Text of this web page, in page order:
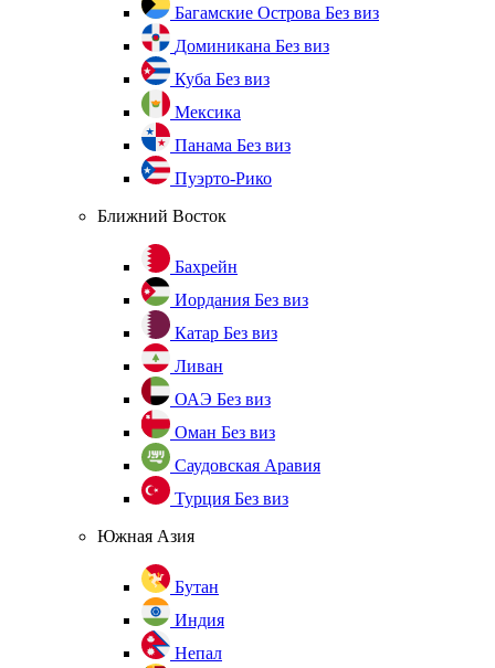
Багамские Острова Без виз
Доминикана Без виз
Куба Без виз
Мексика
Панама Без виз
Пуэрто-Рико
Ближний Восток
Бахрейн
Иордания Без виз
Катар Без виз
Ливан
ОАЭ Без виз
Оман Без виз
Саудовская Аравия
Турция Без виз
Южная Азия
Бутан
Индия
Непал